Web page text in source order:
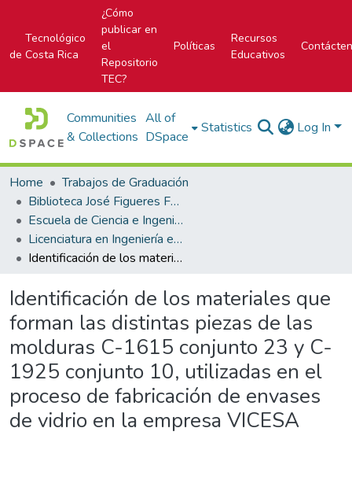
Tecnológico
de Costa Rica
¿Cómo
publicar en
el
Repositorio
TEC?
Políticas
Recursos
Educativos
Communities
& Collections
All of
DSpace
Statistics Log In
Home
Trabajos de Graduación
Biblioteca José Figueres Ferrer
Escuela de Ciencia e Ingeniería de los Materiales
Licenciatura en Ingeniería en Materiales
Identificación de los materiales que forman las distintas piezas de las molduras C-1615 conjunto 23 y C-1925 conjunto 10, utilizadas en el proceso de fabricación de envases de vidrio en la empresa VICESA
Identificación de los materiales que
forman las distintas piezas de las
molduras C-1615 conjunto 23 y C-
1925 conjunto 10, utilizadas en el
proceso de fabricación de envases
de vidrio en la empresa VICESA